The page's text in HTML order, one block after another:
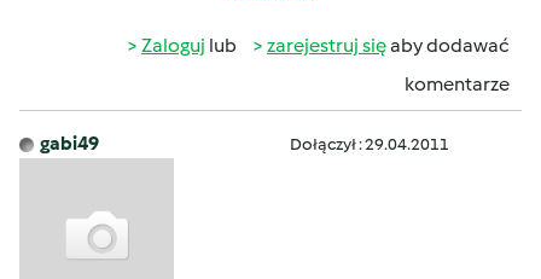
Zaloguj lub zarejestruj sięaby dodawać
komentarze
gabi49 Dołączył : 29.04.2011